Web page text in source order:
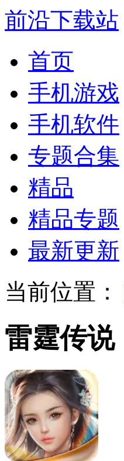
前沿下载站
首页
手机游戏
手机软件
专题合集
精品
精品专题
最新更新
当前位置：
雷霆传说